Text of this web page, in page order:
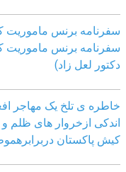
سفرنامه برنس ماموریت
سفرنامه برنس ماموریت
دکتور لعل زاد)
خاطره ی تلخ یک مھاجر
اندکی ازخروار ھای ظلم
کیش پاکستان